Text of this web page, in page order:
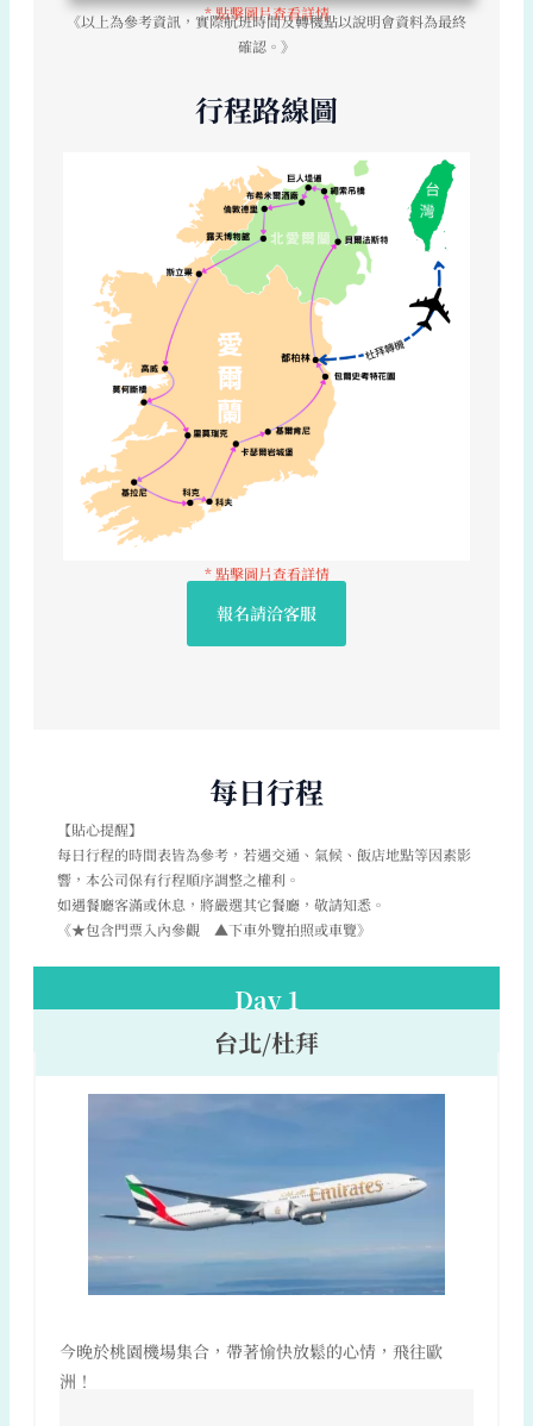
* 點擊圖片查看詳情
《以上為參考資訊，實際航班時間及轉機點以說明會資料為最終
確認。》
行程路線圖
* 點擊圖片查看詳情
報名請洽客服
每日行程
【貼心提醒】
每日行程的時間表皆為參考，若遇交通、氣候、飯店地點等因素影
響，本公司保有行程順序調整之權利。
如遇餐廳客滿或休息，將嚴選其它餐廳，敬請知悉。
《★包含門票入內參觀 ▲下車外覽拍照或車覽》
Day 1
台北/杜拜
今晚於桃園機場集合，帶著愉快放鬆的心情，飛往歐
洲！